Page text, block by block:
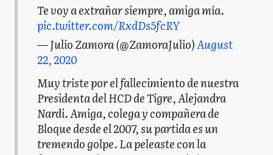
Te voy a extrañar siempre, amiga mía.
pic.twitter.com/RxdDs5fcRY
— Julio Zamora (@ZamoraJulio)August
22, 2020
Muy triste por el fallecimiento de nuestra
Presidenta del HCD de Tigre, Alejandra
Nardi. Amiga, colega y compañera de
Bloque desde el 2007, su partida es un
tremendo golpe. La peleaste con la